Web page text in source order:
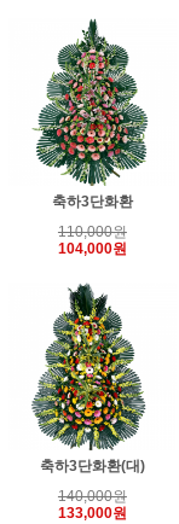
축하3단화환
110,000원
104,000원
축하3단화환(대)
140,000원
133,000원